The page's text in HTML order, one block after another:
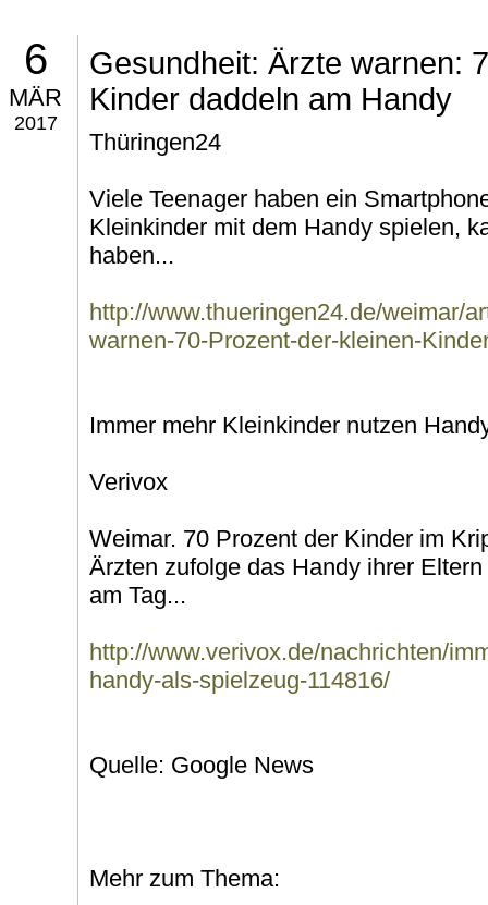
6
MÄR
2017
Gesundheit: Ärzte warnen:
Kinder daddeln am Handy
Thüringen24
Viele Teenager haben ein
Kleinkinder mit dem Handy spielen,
haben...
http://www.thueringen24.de/weimar/
warnen-70-Prozent-der-kleinen-
Immer mehr Kleinkinder nutzen
Verivox
Weimar. 70 Prozent der Kinder im
Ärzten zufolge das Handy ihrer
am Tag...
http://www.verivox.de/nachrichten/
handy-als-spielzeug-114816/
Quelle: Google News
Mehr zum Thema: